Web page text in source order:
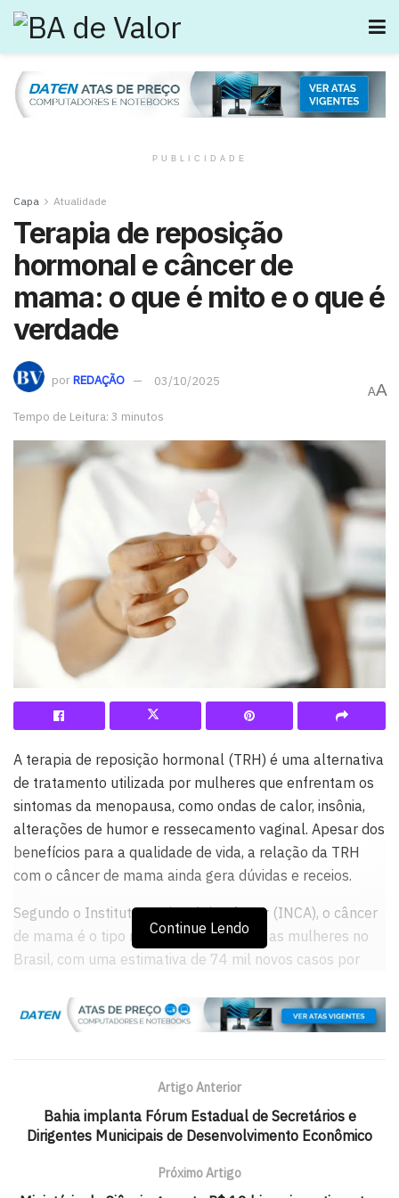
PUBLICIDADE
Capa Atualidade
Terapia de reposição
hormonal e câncer de
mama: o que é mito e o que é
verdade
porREDAÇÃO 03/10/2025
Tempo de Leitura: 3 minutos
AA
A terapia de reposição hormonal (TRH) é uma alternativa
de tratamento utilizada por mulheres que enfrentam os
sintomas da menopausa, como ondas de calor, insônia,
alterações de humor e ressecamento vaginal. Apesar dos
benefícios para a qualidade de vida, a relação da TRH
com o câncer de mama ainda gera dúvidas e receios.
Segundo o Instituto Nacional de Câncer (INCA), o câncer
de mama é o tipo mais frequente entre as mulheres no
Brasil, com uma estimativa de 74 mil novos casos por
importante no desenvolvimento da doença. De acordo
com a Sociedade Brasileira de Mastologia (SBM), o uso
aumentar discretamente o risco de câncer de mama,
especialmente quando utilizado por tempo prolongado.
metabologia, reposição hormonal e longevidade, é
Continue Lendo
Artigo Anterior
Bahia implanta Fórum Estadual de Secretários e
Dirigentes Municipais de Desenvolvimento Econômico
Próximo Artigo